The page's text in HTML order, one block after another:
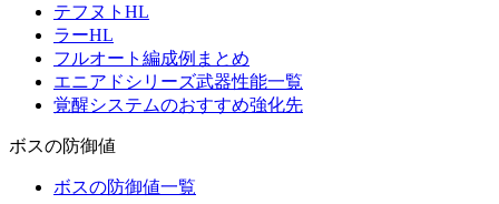
テフヌトHL
ラーHL
フルオート編成例まとめ
エニアドシリーズ武器性能一覧
覚醒システムのおすすめ強化先
ボスの防御値
ボスの防御値一覧